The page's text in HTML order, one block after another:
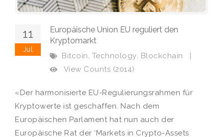
11
Jul
Europäische Union EU reguliert den
Kryptomarkt
Bitcoin, Technology, Blockchain
|
View Counts (2014)
«Der harmonisierte EU-Regulierungsrahmen für
Kryptowerte ist geschaffen. Nach dem
Europäischen Parlament hat nun auch der
Europäische Rat der ‘Markets in Crypto-Assets